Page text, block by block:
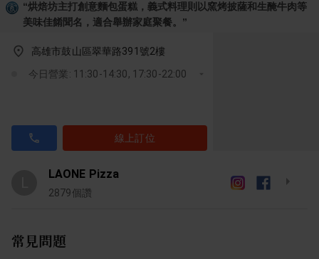
“烘焙坊主打創意麵包蛋糕，義式料理則以窯烤披薩和生醃牛肉等
美味佳餚聞名，適合舉辦家庭聚餐。 ”
高雄市鼓山區翠華路391號2樓
今日營業: 11:30-14:30, 17:30-22:00
線上訂位
LAONE Pizza
2879個讚
常見問題